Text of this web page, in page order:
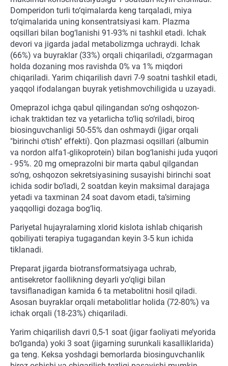
Domperidon turli to‘qimalarda keng tarqaladi, miya
to‘qimalarida uning konsentratsiyasi kam. Plazma
oqsillari bilan bog‘lanishi 91-93% ni tashkil etadi. Ichak
devori va jigarda jadal metabolizmga uchraydi. Ichak
(66%) va buyraklar (33%) orqali chiqariladi, o‘zgarmagan
holda dozaning mos ravishda 0% va 1% miqdori
chiqariladi. Yarim chiqarilish davri 7-9 soatni tashkil etadi,
yaqqol ifodalangan buyrak yetishmovchiligida u uzayadi.
Omeprazol ichga qabul qilingandan so‘ng oshqozon-
ichak traktidan tez va yetarlicha to‘liq so‘riladi, biroq
biosinguvchanligi 50-55% dan oshmaydi (jigar orqali
"birinchi o‘tish" effekti). Qon plazmasi oqsillari (albumin
va nordon alfa1-glikoprotein) bilan bog‘lanishi juda yuqori
- 95%. 20 mg omeprazolni bir marta qabul qilgandan
so‘ng, oshqozon sekretsiyasining susayishi birinchi soat
ichida sodir bo‘ladi, 2 soatdan keyin maksimal darajaga
yetadi va taxminan 24 soat davom etadi, ta’sirning
yaqqolligi dozaga bog‘liq.
Pariyetal hujayralarning xlorid kislota ishlab chiqarish
qobiliyati terapiya tugagandan keyin 3-5 kun ichida
tiklanadi.
Preparat jigarda biotransformatsiyaga uchrab,
antisekretor faollikning deyarli yo‘qligi bilan
tavsiflanadigan kamida 6 ta metabolitni hosil qiladi.
Asosan buyraklar orqali metabolitlar holida (72-80%) va
ichak orqali (18-23%) chiqariladi.
Yarim chiqarilish davri 0,5-1 soat (jigar faoliyati me’yorida
bo‘lganda) yoki 3 soat (jigarning surunkali kasalliklarida)
ga teng. Keksa yoshdagi bemorlarda biosinguvchanlik